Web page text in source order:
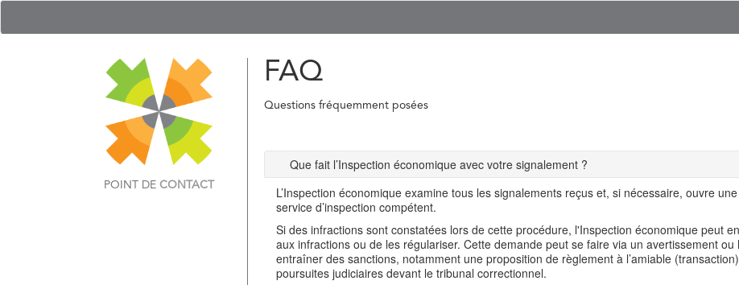
POINT DE CONTACT
FAQ
Questions fréquemment posées
Que fait l’Inspection économique avec votre signalement ?
L’Inspection économique examine tous les signalements reçus et, si nécessaire, ouvre
service d’inspection compétent.
Si des infractions sont constatées lors de cette procédure, l'Inspection économique peut
aux infractions ou de les régulariser. Cette demande peut se faire via un avertissement
entraîner des sanctions, notamment une proposition de règlement à l’amiable
poursuites judiciaires devant le tribunal correctionnel.